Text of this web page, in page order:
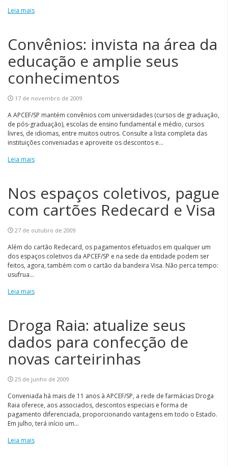
Leia mais
Convênios: invista na área da
educação e amplie seus
conhecimentos
17 de novembro de 2009
A APCEF/SP mantém convênios com universidades (cursos de graduação,
de pós-graduação), escolas de ensino fundamental e médio, cursos
livres, de idiomas, entre muitos outros. Consulte a lista completa das
instituições conveniadas e aproveite os descontos e...
Leia mais
Nos espaços coletivos, pague
com cartões Redecard e Visa
27 de outubro de 2009
Além do cartão Redecard, os pagamentos efetuados em qualquer um
dos espaços coletivos da APCEF/SP e na sede da entidade podem ser
feitos, agora, também com o cartão da bandeira Visa. Não perca tempo:
usufrua...
Leia mais
Droga Raia: atualize seus
dados para confecção de
novas carteirinhas
25 de junho de 2009
Conveniada há mais de 11 anos à APCEF/SP, a rede de farmácias Droga
Raia oferece, aos associados, descontos especiais e forma de
pagamento diferenciada, proporcionando vantagens em todo o Estado.
Em julho, terá início um...
Leia mais